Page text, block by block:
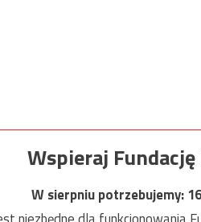
Wspieraj
W sierpniu potrzebujemy: